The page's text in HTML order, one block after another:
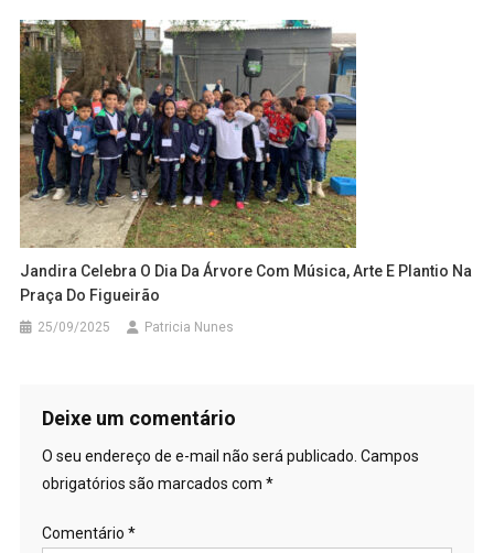
Jandira Celebra O Dia Da Árvore Com Música, Arte E Plantio Na
Praça Do Figueirão
25/09/2025 Patricia Nunes
Deixe um comentário
O seu endereço de e-mail não será publicado. Campos
obrigatórios são marcados com *
Comentário *